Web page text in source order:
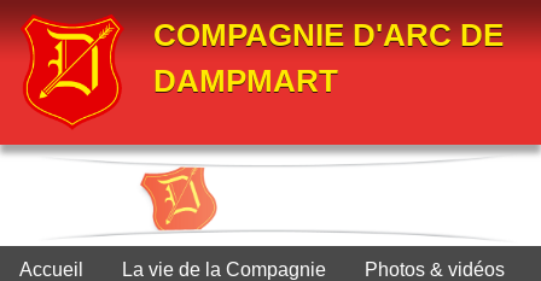
COMPAGNIE D'ARC DE
DAMPMART
Accueil La vie de la Compagnie Photos & vidéos
Panneau de gestion des cookies